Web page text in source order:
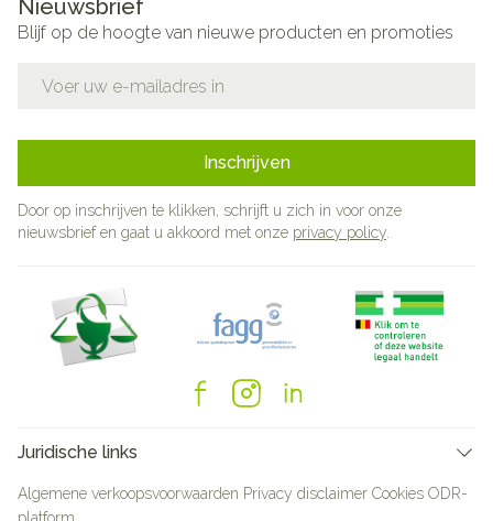
Nieuwsbrief
Blijf op de hoogte van nieuwe producten en promoties
Inschrijven
Door op inschrijven te klikken, schrijft u zich in voor onze
nieuwsbrief en gaat u akkoord met onze privacy policy
Juridische links
Algemene verkoopsvoorwaarden Privacy disclaimer Cookies ODR-